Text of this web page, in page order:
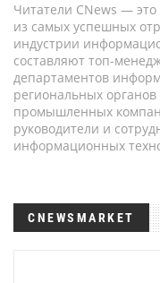
Читатели CNews —
из самых успешных
индустрии
составляют топ-
департаментов
региональных органов
промышленных
руководители и
информационных
CNEWSMARKET